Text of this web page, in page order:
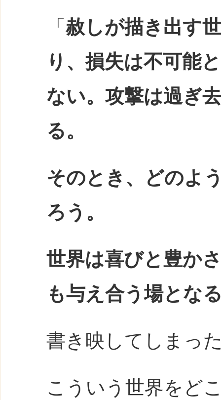
「 赦しが描き出す
り、損失は不可能
ない。攻撃は過ぎ
る。
そのとき、どのよ
ろう。
世界は喜びと豊か
も与え合う場とな
書き映してしまっ
こういう世界をど